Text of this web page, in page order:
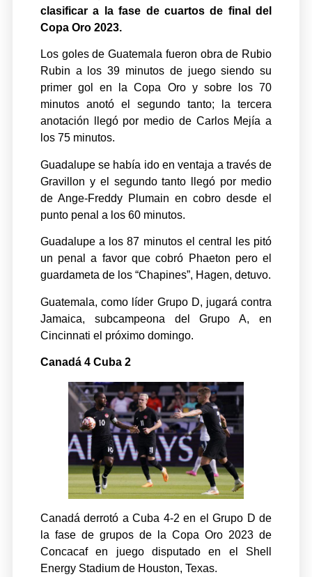
clasificar a la fase de cuartos de final del
Copa Oro 2023.
Los goles de Guatemala fueron obra de Rubio
Rubin a los 39 minutos de juego siendo su
primer gol en la Copa Oro y sobre los 70
minutos anotó el segundo tanto; la tercera
anotación llegó por medio de Carlos Mejía a
los 75 minutos.
Guadalupe se había ido en ventaja a través de
Gravillon y el segundo tanto llegó por medio
de Ange-Freddy Plumain en cobro desde el
punto penal a los 60 minutos.
Guadalupe a los 87 minutos el central les pitó
un penal a favor que cobró Phaeton pero el
guardameta de los “Chapines”, Hagen, detuvo.
Guatemala, como líder Grupo D, jugará contra
Jamaica, subcampeona del Grupo A, en
Cincinnati el próximo domingo.
Canadá 4 Cuba 2
Canadá derrotó a Cuba 4-2 en el Grupo D de
la fase de grupos de la Copa Oro 2023 de
Concacaf en juego disputado en el Shell
Energy Stadium de Houston, Texas.